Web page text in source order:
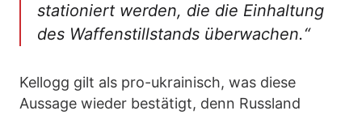
stationiert werden, die die Einhaltung
des Waffenstillstands überwachen.“
Kellogg gilt als pro-ukrainisch, was diese
Aussage wieder bestätigt, denn Russland